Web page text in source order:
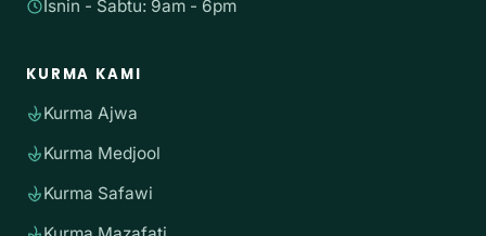
Isnin - Sabtu: 9am - 6pm
KURMA KAMI
Kurma Ajwa
Kurma Medjool
Kurma Safawi